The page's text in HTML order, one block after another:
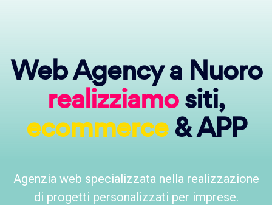
Web Agency a Nuoro
realizziamositi,
ecommerce& APP
Agenzia web specializzata nella realizzazione
di progetti personalizzati per imprese.